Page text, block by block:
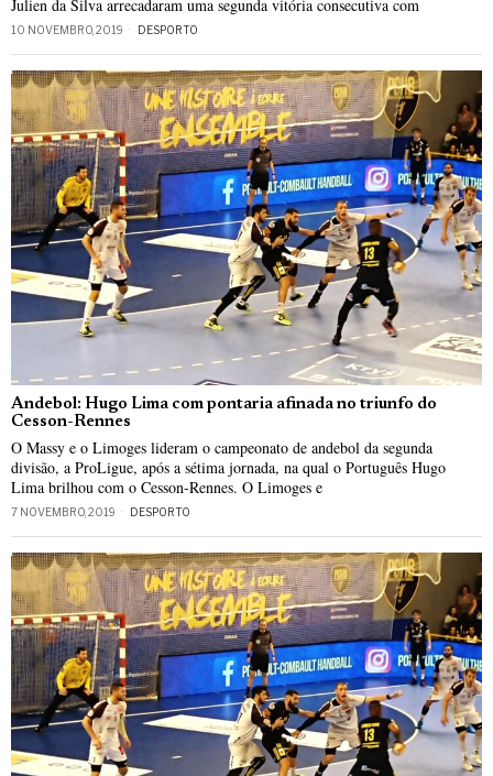
Julien da Silva arrecadaram uma segunda vitória consecutiva com
10 NOVEMBRO, 2019 DESPORTO
Andebol: Hugo Lima com pontaria afinada no triunfo do
Cesson-Rennes
O Massy e o Limoges lideram o campeonato de andebol da segunda
divisão, a ProLigue, após a sétima jornada, na qual o Português Hugo
Lima brilhou com o Cesson-Rennes. O Limoges e
7 NOVEMBRO, 2019 DESPORTO